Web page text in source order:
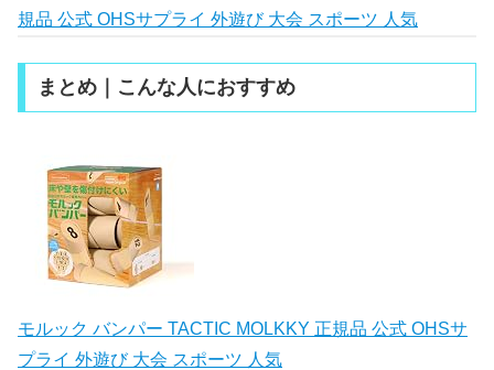
規品 公式 OHSサプライ 外遊び 大会 スポーツ 人気
まとめ｜こんな人におすすめ
モルック バンパー TACTIC MOLKKY 正規品 公式 OHSサ
プライ 外遊び 大会 スポーツ 人気